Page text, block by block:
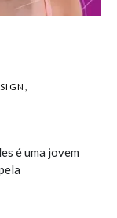
é uma jovem